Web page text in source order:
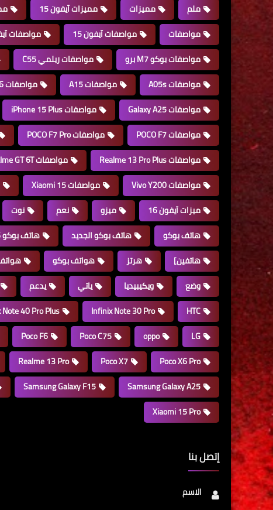
ملم
مميزات مميزات آيفون 15
مواصفات
مواصفات آيفون 15 مواصفات آيفون 15
مواصفات بوكو M7 برو
مواصفات ريلمي C55
مواصفات A05s
مواصفات A15 مواصفات A16
مواصفات Galaxy A25
مواصفات iPhone 15 Plus
مواصفات POCO F7
مواصفات POCO F7 Pro
مواصفات Realme 13 Pro Plus
مواصفات Realme GT 6T
مواصفات Vivo Y200
مواصفات Xiaomi 15
ميزات آيفون 16
ميزو نعم نوت
هاتف بوكو
هاتف بوكو الجديد هاتف بوكو F6 برو
هاتفين]
هرتز هواتف بوكو
وضع
ويكيبيديا ياتي يدعم
HTC
Infinix Note 30 Pro
40 Pro Plus
LG
oppo
Poco C75
Poco F6
Poco X6 Pro
Poco X7
Realme 13 Pro
Samsung Galaxy A25
Samsung Galaxy F15
Xiaomi 15 Pro
إتصل بنا
الاسم